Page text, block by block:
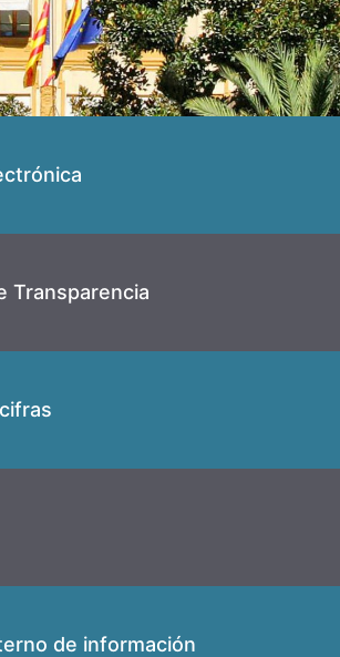
Transparencia
de información